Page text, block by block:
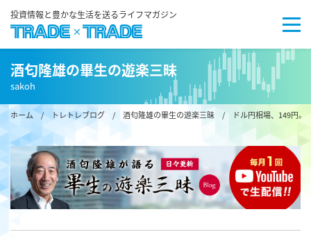
投資情報と豊かな生活を送るライフマガジン
酒匂隆雄の畢生の遊楽三昧
sakoh
ホーム/ トレトレブログ / 酒匂隆雄の畢生の遊楽三昧 / ドル円相場、149円。